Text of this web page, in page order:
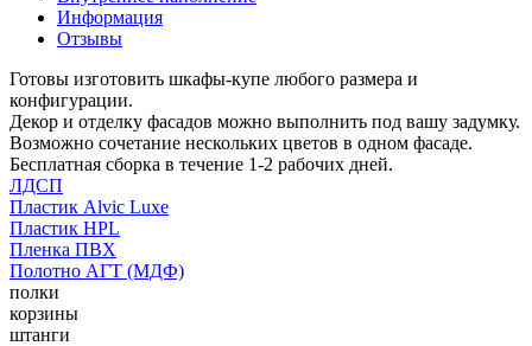
Информация
Отзывы
Готовы изготовить шкафы-купе любого размера и
конфигурации.
Декор и отделку фасадов можно выполнить под вашу задумку.
Возможно сочетание нескольких цветов в одном фасаде.
Бесплатная сборка в течение 1-2 рабочих дней.
ЛДСП
Пластик Alvic Luxe
Пластик HPL
Пленка ПВХ
Полотно АГТ (МДФ)
полки
корзины
штанги